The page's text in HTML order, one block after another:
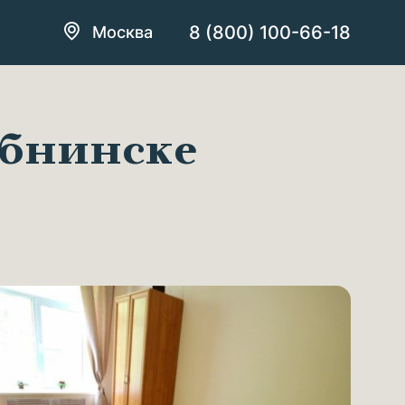
Москва 8 (800) 100-66-18
+7 (499) 348-18-84